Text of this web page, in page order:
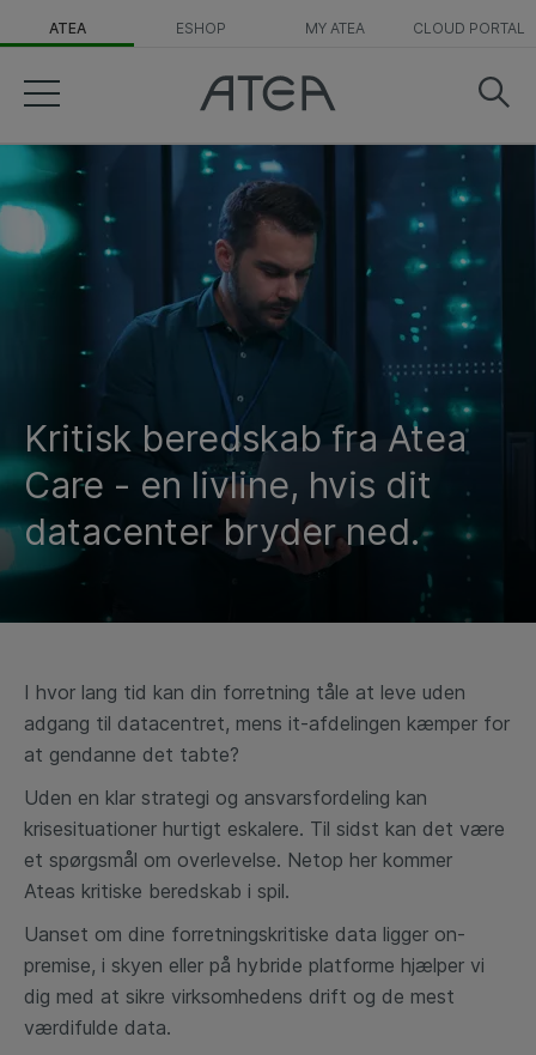
ATEA ESHOP MY ATEA CLOUD PORTAL
Kritisk beredskab fra Atea
Care - en livline, hvis dit
datacenter bryder ned.
I hvor lang tid kan din forretning tåle at leve uden
adgang til datacentret, mens it-afdelingen kæmper for
at gendanne det tabte?
Uden en klar strategi og ansvarsfordeling kan
krisesituationer hurtigt eskalere. Til sidst kan det være
et spørgsmål om overlevelse. Netop her kommer
Ateas kritiske beredskab i spil.
Uanset om dine forretningskritiske data ligger on-
premise, i skyen eller på hybride platforme hjælper vi
dig med at sikre virksomhedens drift og de mest
værdifulde data.